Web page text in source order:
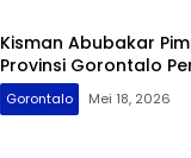
Kisman Abubakar
Provinsi Gorontalo
Gorontalo Mei 18, 2026